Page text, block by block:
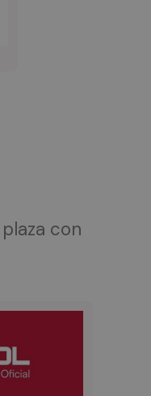
con